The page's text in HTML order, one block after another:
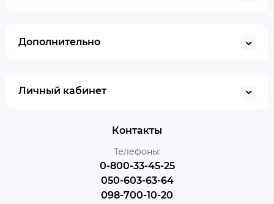
Дополнительно
Личный кабинет
Контакты
Телефоны:
0-800-33-45-25
050-603-63-64
098-700-10-20